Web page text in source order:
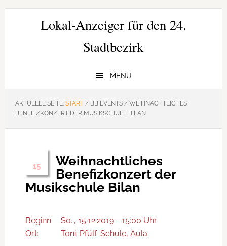
Zur
Hauptnavigation
Zum
Zur
SeitenspalteLokal-Anzeiger für den 24.
Stadtbezirk
MENU
AKTUELLE SEITE: START /BB EVENTS /WEIHNACHTLICHES
BENEFIZKONZERT DER MUSIKSCHULE BILAN
15
Weihnachtliches
Benefizkonzert der
Musikschule Bilan
Beginn:
So.., 15.12.2019 - 15:00 Uhr
Ort:
Toni-Pfülf-Schule, Aula